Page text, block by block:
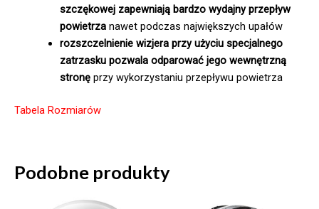
szczękowej zapewniają bardzo wydajny przepływ
powietrza nawet podczas największych upałów
rozszczelnienie wizjera przy użyciu specjalnego
zatrzasku pozwala odparować jego wewnętrzną
stronęprzy wykorzystaniu przepływu powietrza
Tabela Rozmiarów
Podobne produkty